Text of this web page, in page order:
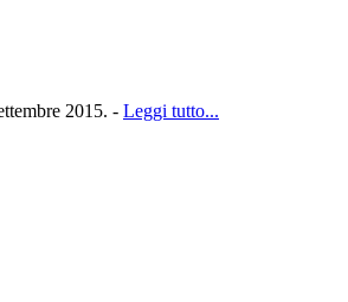
2015. - Leggi tutto...